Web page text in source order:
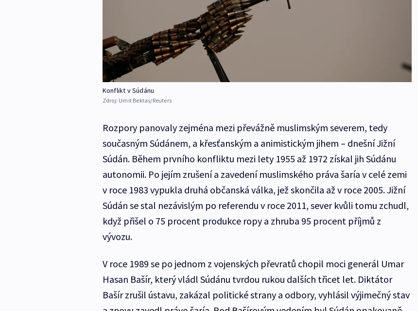
Konflikt v Súdánu
Zdroj: Umit Bektas/Reuters
Rozpory panovaly zejména mezi převážně muslimským severem, tedy
současným Súdánem, a křesťanským a animistickým jihem – dnešní Jižní
Súdán. Během prvního konfliktu mezi lety 1955 až 1972 získal jih Súdánu
autonomii. Po jejím zrušení a zavedení muslimského práva šaría v celé zemi
v roce 1983 vypukla druhá občanská válka, jež skončila až v roce 2005. Jižní
Súdán se stal nezávislým po referendu v roce 2011, sever kvůli tomu zchudl,
když přišel o 75 procent produkce ropy a zhruba 95 procent příjmů z
vývozu.
V roce 1989 se po jednom z vojenských převratů chopil moci generál Umar
Hasan Bašír, který vládl Súdánu tvrdou rukou dalších třicet let. Diktátor
Bašír zrušil ústavu, zakázal politické strany a odbory, vyhlásil výjimečný stav